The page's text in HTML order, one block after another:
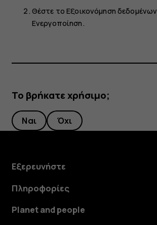
Θέστε τοΕξοικονόμηση δεδομένων
Ενεργοποίηση.
Το βρήκατε χρήσιμο;
Ναι Όχι
Εξερευνήστε
Πληροφορίες
Planet and people